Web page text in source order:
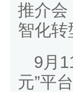
推介会
智化转
9月
元”平